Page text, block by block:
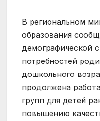
В региональном
образования
демографической
потребностей
дошкольного
продолжена
групп для детей
повышению